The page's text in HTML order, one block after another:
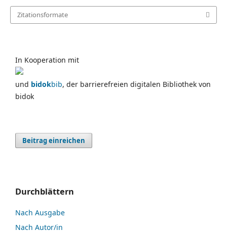
Zitationsformate
In Kooperation mit
und bidokbib, der barrierefreien digitalen Bibliothek von
bidok
Beitrag einreichen
Durchblättern
Nach Ausgabe
Nach Autor/in